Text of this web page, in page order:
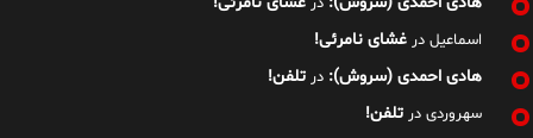
اسماعیل در غشای نامرئی!
هادی احمدی (سروش): در تلفن!
سهروردی در تلفن!